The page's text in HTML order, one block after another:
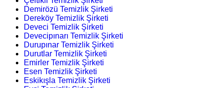
Demirözü Temizlik Şirketi
Dereköy Temizlik Şirketi
Deveci Temizlik Şirketi
Devecipınarı Temizlik Şirketi
Durupınar Temizlik Şirketi
Durutlar Temizlik Şirketi
Emirler Temizlik Şirketi
Esen Temizlik Şirketi
Eskikışla Temizlik Şirketi